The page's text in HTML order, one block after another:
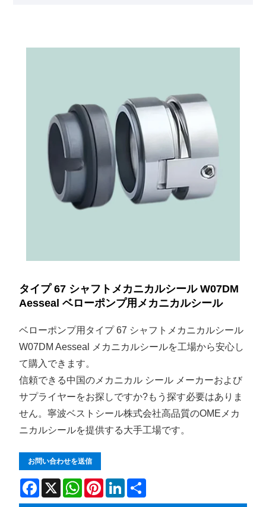
タイプ 67 シャフトメカニカルシール W07DM
Aesseal ベローポンプ用メカニカルシール
ベローポンプ用タイプ 67 シャフトメカニカルシール
W07DM Aesseal メカニカルシールを工場から安心し
て購入できます。
信頼できる中国のメカニカル シール メーカーおよび
サプライヤーをお探しですか?もう探す必要はありま
せん。寧波ベストシール株式会社高品質のOMEメカ
ニカルシールを提供する大手工場です。
お問い合わせを送信
Facebook
X WhatsAppPinterestLinkedIn